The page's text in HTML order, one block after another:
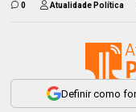
0 Atualidade Política
Definir como